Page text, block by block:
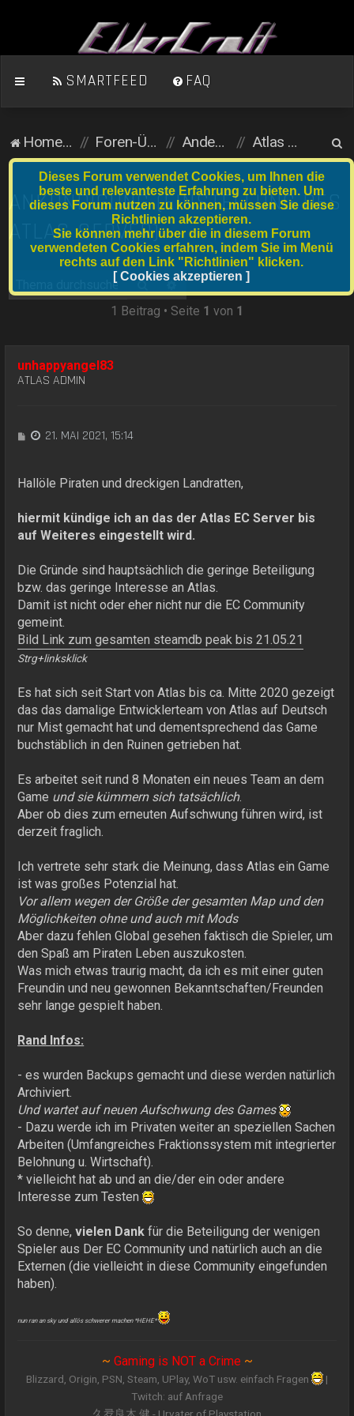
SMARTFEED FAQ
Homepage Foren-Übersicht Andere Spiele Atlas (eigener Server)
u
ANKÜNDIGUNG (EINSTELLUNG DES
ATLAS SERVER)
SucheErweiterte Suche
1 Beitrag • Seite 1 von 1
unhappyangel83
ATLAS ADMIN
B
t
g
21. MAI 2021, 15:14
Hallöle Piraten und dreckigen Landratten,
hiermit kündige ich an das der Atlas EC Server bis
auf Weiteres eingestellt wird.
Die Gründe sind hauptsächlich die geringe Beteiligung
bzw. das geringe Interesse an Atlas.
Damit ist nicht oder eher nicht nur die EC Community
gemeint.
Bild Link zum gesamten steamdb peak bis 21.05.21
Strg+linksklick
Es hat sich seit Start von Atlas bis ca. Mitte 2020 gezeigt
das das damalige Entwicklerteam von Atlas auf Deutsch
nur Mist gemacht hat und dementsprechend das Game
buchstäblich in den Ruinen getrieben hat.
Es arbeitet seit rund 8 Monaten ein neues Team an dem
Game und sie kümmern sich tatsächlich.
Aber ob dies zum erneuten Aufschwung führen wird, ist
derzeit fraglich.
Ich vertrete sehr stark die Meinung, dass Atlas ein Game
ist was großes Potenzial hat.
Vor allem wegen der Größe der gesamten Map und den
Möglichkeiten ohne und auch mit Mods
Aber dazu fehlen Global gesehen faktisch die Spieler, um
den Spaß am Piraten Leben auszukosten.
Was mich etwas traurig macht, da ich es mit einer guten
Freundin und neu gewonnen Bekanntschaften/Freunden
sehr lange gespielt haben.
Rand Infos:
- es wurden Backups gemacht und diese werden natürlich
Archiviert.
Und wartet auf neuen Aufschwung des Games
- Dazu werde ich im Privaten weiter an speziellen Sachen
Arbeiten (Umfangreiches Fraktionssystem mit integrierter
Belohnung u. Wirtschaft).
* vielleicht hat ab und an die/der ein oder andere
Interesse zum Testen
So denne,vielen Dank für die Beteiligung der wenigen
Spieler aus Der EC Community und natürlich auch an die
Externen (die vielleicht in diese Community eingefunden
haben).
nun ran an sky und allös schwerer machen *HEHE*
~ Gaming is NOT a Crime ~
Blizzard, Origin, PSN, Steam, UPlay, WoT usw. einfach Fragen
|
Twitch: auf Anfrage
久夛良木 健 - Urvater of Playstation
Dieses Forum verwendet Cookies, um Ihnen die
beste und relevanteste Erfahrung zu bieten. Um
dieses Forum nutzen zu können, müssen Sie diese
Richtlinien akzeptieren.
Sie können mehr über die in diesem Forum
verwendeten Cookies erfahren, indem Sie im Menü
rechts auf den Link "Richtlinien" klicken.
[ Cookies akzeptieren ]